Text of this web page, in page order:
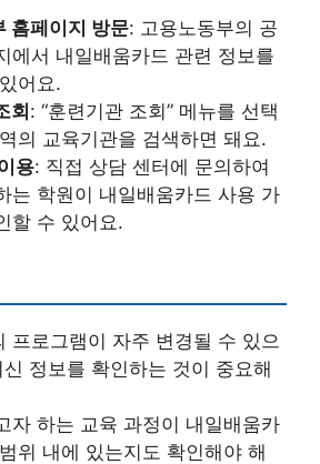
홈페이지 방문: 고용노동부의 공
에서 내일배움카드 관련 정보를
어요.
회: “훈련기관 조회” 메뉴를 선택
의 교육기관을 검색하면 돼요.
용: 직접 상담 센터에 문의하여
는 학원이 내일배움카드 사용 가
할 수 있어요.
프로그램이 자주 변경될 수 있으
정보를 확인하는 것이 중요해
자 하는 교육 과정이 내일배움카
위 내에 있는지도 확인해야 해